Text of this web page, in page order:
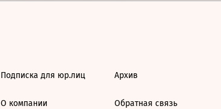
Подписка для юр.лиц
О компании
Архив
Обратная связь